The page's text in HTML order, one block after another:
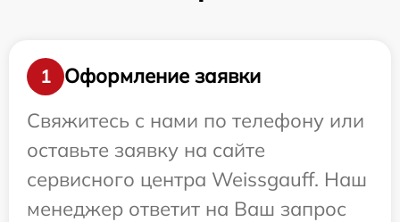
1
Оформление заявки
Свяжитесь с нами по телефону или
оставьте заявку на сайте
сервисного центра Weissgauff. Наш
менеджер ответит на Ваш запрос